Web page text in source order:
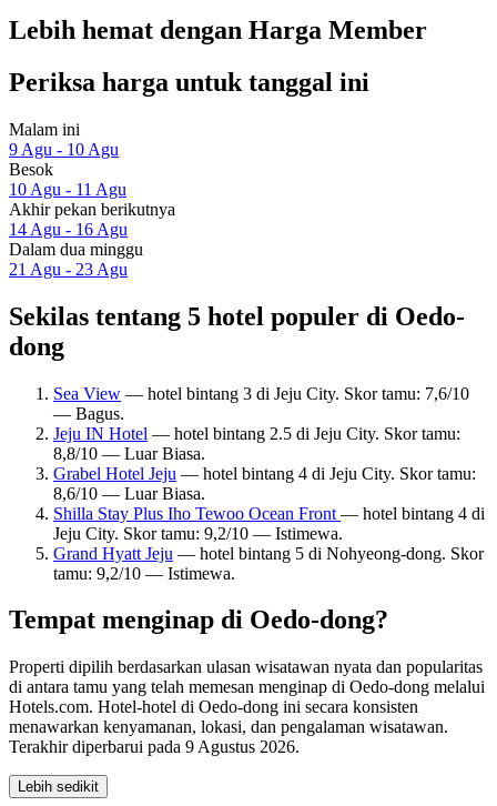
Lebih hemat dengan Harga Member
Periksa harga untuk tanggal ini
Malam ini
9 Agu - 10 Agu
Besok
10 Agu - 11 Agu
Akhir pekan berikutnya
14 Agu - 16 Agu
Dalam dua minggu
21 Agu - 23 Agu
Sekilas tentang 5 hotel populer di Oedo-
dong
Sea View — hotel bintang 3 di Jeju City. Skor tamu: 7,6/10
— Bagus.
Jeju IN Hotel — hotel bintang 2.5 di Jeju City. Skor tamu:
8,8/10 — Luar Biasa.
Grabel Hotel Jeju — hotel bintang 4 di Jeju City. Skor tamu:
8,6/10 — Luar Biasa.
Shilla Stay Plus Iho Tewoo Ocean Front — hotel bintang 4 di
Jeju City. Skor tamu: 9,2/10 — Istimewa.
Grand Hyatt Jeju — hotel bintang 5 di Nohyeong-dong. Skor
tamu: 9,2/10 — Istimewa.
Tempat menginap di Oedo-dong?
Properti dipilih berdasarkan ulasan wisatawan nyata dan popularitas
di antara tamu yang telah memesan menginap di Oedo-dong melalui
Hotels.com. Hotel-hotel di Oedo-dong ini secara konsisten
menawarkan kenyamanan, lokasi, dan pengalaman wisatawan.
Terakhir diperbarui pada 9 Agustus 2026.
Lebih sedikit